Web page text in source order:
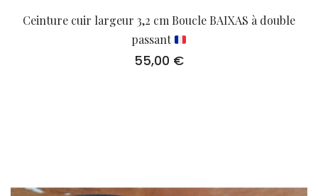
Ceinture cuir largeur 3,2 cm Boucle BAIXAS à double
passant
55,00 €